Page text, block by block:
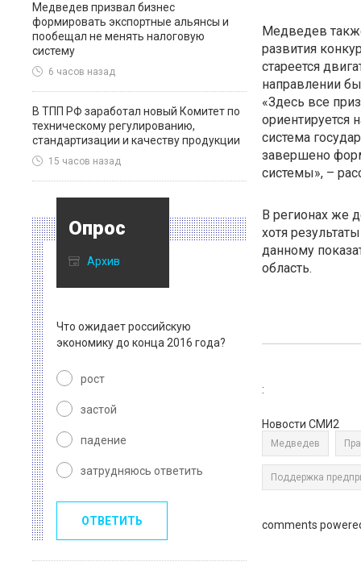
Медведев призвал бизнес
формировать экспортные альянсы и
пообещал не менять налоговую
систему
6 часов назад
В ТПП РФ заработал новый Комитет по
техническому регулированию,
стандартизации и качеству продукции
15 часов назад
Опрос
Архив
Что ожидает российскую
экономику до конца 2016 года?
рост
застой
падение
затрудняюсь ответить
ОТВЕТИТЬ
Медведев
развития
стареется
направлении
«Здесь все
ориентируется
система
завершено
системы», –
В регионах же
хотя
данному
область.
:
Новости СМИ2
Медведев
Поддержка
comments